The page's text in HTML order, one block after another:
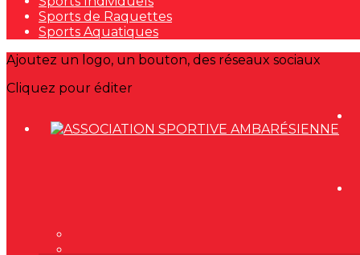
Sports de Raquettes
Sports Aquatiques
Ajoutez un logo, un bouton, des réseaux sociaux
Cliquez pour éditer